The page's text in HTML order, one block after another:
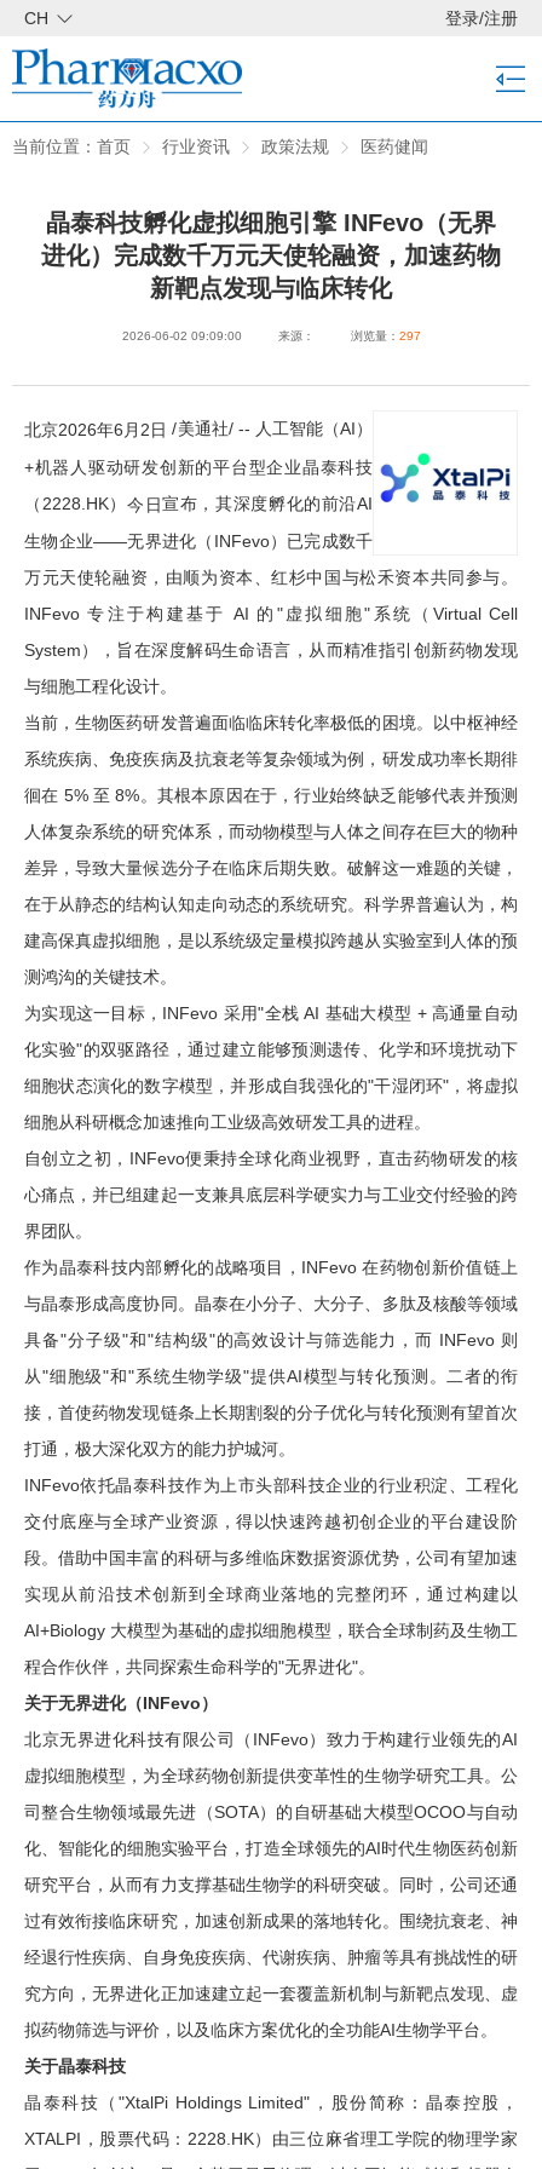
CH 登录/注册
当前位置： 首页 行业资讯 政策法规 医药健闻
晶泰科技孵化虚拟细胞引擎 INFevo（无界
进化）完成数千万元天使轮融资，加速药物
新靶点发现与临床转化
2026-06-02 09:09:00 来源： 浏览量： 297
北京2026年6月2日 /美通社/ -- 人工智能（AI）
+机器人驱动研发创新的平台型企业晶泰科技
（2228.HK） 今日宣布，其深度孵化的前沿AI
生物企业——无界进化（INFevo）已完成数千
万元天使轮融资，由顺为资本、红杉中国与松禾资本共同参与。
INFevo 专注于构建基于 AI 的"虚拟细胞"系统（Virtual Cell
System），旨在深度解码生命语言，从而精准指引创新药物发现
与细胞工程化设计。
当前，生物医药研发普遍面临临床转化率极低的困境。以中枢神经
系统疾病、免疫疾病及抗衰老等复杂领域为例，研发成功率长期徘
徊在 5% 至 8%。其根本原因在于，行业始终缺乏能够代表并预测
人体复杂系统的研究体系，而动物模型与人体之间存在巨大的物种
差异，导致大量候选分子在临床后期失败。破解这一难题的关键，
在于从静态的结构认知走向动态的系统研究。科学界普遍认为，构
建高保真虚拟细胞，是以系统级定量模拟跨越从实验室到人体的预
测鸿沟的关键技术。
为实现这一目标，INFevo 采用"全栈 AI 基础大模型 + 高通量自动
化实验"的双驱路径，通过建立能够预测遗传、化学和环境扰动下
细胞状态演化的数字模型，并形成自我强化的"干湿闭环"，将虚拟
细胞从科研概念加速推向工业级高效研发工具的进程。
自创立之初，INFevo便秉持全球化商业视野，直击药物研发的核
心痛点，并已组建起一支兼具底层科学硬实力与工业交付经验的跨
界团队。
作为晶泰科技内部孵化的战略项目，INFevo 在药物创新价值链上
与晶泰形成高度协同。晶泰在小分子、大分子、多肽及核酸等领域
具备"分子级"和"结构级"的高效设计与筛选能力，而 INFevo 则
从"细胞级"和"系统生物学级"提供AI模型与转化预测。二者的衔
接，首使药物发现链条上长期割裂的分子优化与转化预测有望首次
打通，极大深化双方的能力护城河。
INFevo依托晶泰科技作为上市头部科技企业的行业积淀、工程化
交付底座与全球产业资源，得以快速跨越初创企业的平台建设阶
段。借助中国丰富的科研与多维临床数据资源优势，公司有望加速
实现从前沿技术创新到全球商业落地的完整闭环，通过构建以
AI+Biology 大模型为基础的虚拟细胞模型，联合全球制药及生物工
程合作伙伴，共同探索生命科学的"无界进化"。
关于无界进化（INFevo）
北京无界进化科技有限公司（INFevo）致力于构建行业领先的AI
虚拟细胞模型，为全球药物创新提供变革性的生物学研究工具。公
司整合生物领域最先进（SOTA）的自研基础大模型OCOO与自动
化、智能化的细胞实验平台，打造全球领先的AI时代生物医药创新
研究平台，从而有力支撑基础生物学的科研突破。同时，公司还通
过有效衔接临床研究，加速创新成果的落地转化。围绕抗衰老、神
经退行性疾病、自身免疫疾病、代谢疾病、肿瘤等具有挑战性的研
究方向，无界进化正加速建立起一套覆盖新机制与新靶点发现、虚
拟药物筛选与评价，以及临床方案优化的全功能AI生物学平台。
关于晶泰科技
晶泰科技（"XtalPi Holdings Limited"，股份简称：晶泰控股，
XTALPI，股票代码：2228.HK）由三位麻省理工学院的物理学家